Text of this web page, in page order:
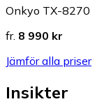
Onkyo TX-8270
fr. 8 990 kr
Jämför alla priser
Insikter